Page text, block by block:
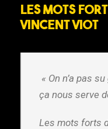
Les mots
Vincent Viot
« On n’a pas
ça nous serve
Les mots forts